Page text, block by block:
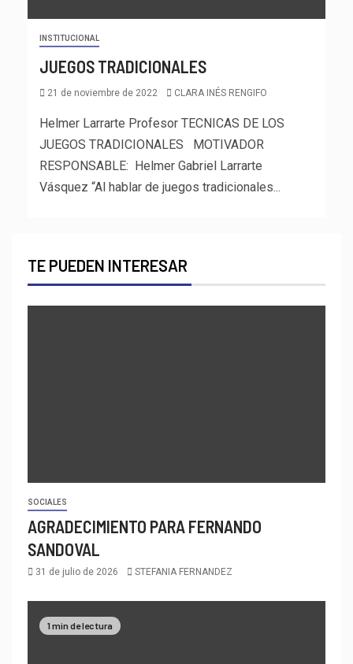
INSTITUCIONAL
JUEGOS TRADICIONALES
21 de noviembre de 2022 CLARA INÉS RENGIFO
Helmer Larrarte Profesor TECNICAS DE LOS
JUEGOS TRADICIONALES MOTIVADOR
RESPONSABLE: Helmer Gabriel Larrarte
Vásquez “Al hablar de juegos tradicionales...
TE PUEDEN INTERESAR
SOCIALES
AGRADECIMIENTO PARA FERNANDO
SANDOVAL
31 de julio de 2026 STEFANIA FERNANDEZ
1 min de lectura